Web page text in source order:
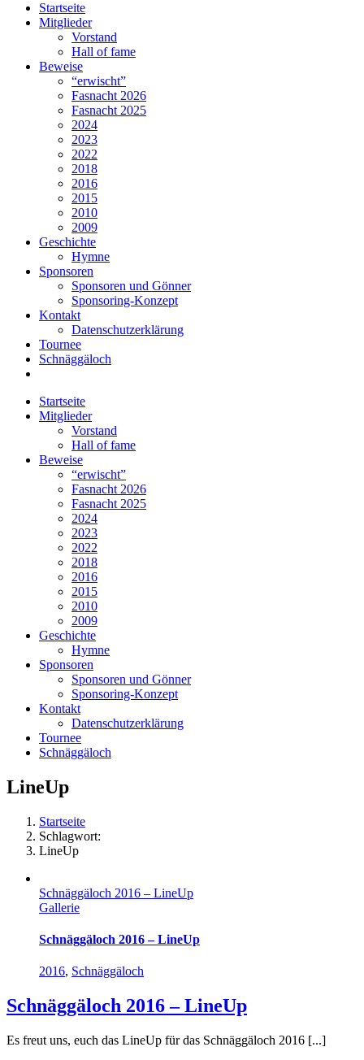
Startseite
Mitglieder
Vorstand
Hall of fame
Beweise
“erwischt”
Fasnacht 2026
Fasnacht 2025
2024
2023
2022
2018
2016
2015
2010
2009
Geschichte
Hymne
Sponsoren
Sponsoren und Gönner
Sponsoring-Konzept
Kontakt
Datenschutzerklärung
Tournee
Schnäggäloch
Startseite
Mitglieder
Vorstand
Hall of fame
Beweise
“erwischt”
Fasnacht 2026
Fasnacht 2025
2024
2023
2022
2018
2016
2015
2010
2009
Geschichte
Hymne
Sponsoren
Sponsoren und Gönner
Sponsoring-Konzept
Kontakt
Datenschutzerklärung
Tournee
Schnäggäloch
LineUp
Startseite
Schlagwort:
LineUp
Schnäggäloch 2016 – LineUp
Gallerie
Schnäggäloch 2016 – LineUp
2016, Schnäggäloch
Schnäggäloch 2016 – LineUp
Es freut uns, euch das LineUp für das Schnäggäloch 2016 [...]